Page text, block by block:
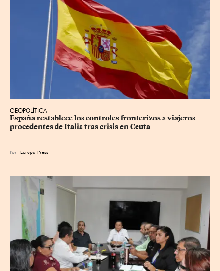
GEOPOLÍTICA
España restablece los controles fronterizos a viajeros
procedentes de Italia tras crisis en Ceuta
Por Europa Press